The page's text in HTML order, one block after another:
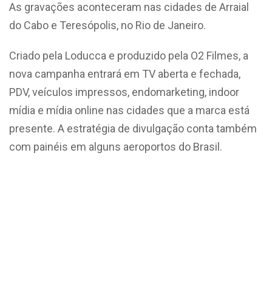
As gravações aconteceram nas cidades de Arraial
do Cabo e Teresópolis, no Rio de Janeiro.
Criado pela Loducca e produzido pela O2 Filmes, a
nova campanha entrará em TV aberta e fechada,
PDV, veículos impressos, endomarketing, indoor
mídia e mídia online nas cidades que a marca está
presente. A estratégia de divulgação conta também
com painéis em alguns aeroportos do Brasil.